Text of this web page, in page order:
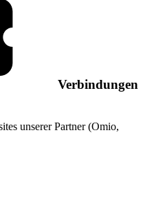
Verbindungen
unserer Partner (Omio,